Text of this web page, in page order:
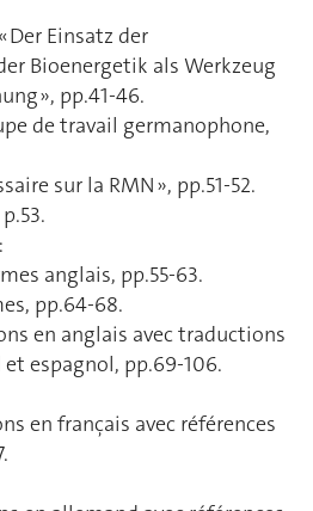
Der Einsatz der
Bioenergetik als Werkzeug
», pp.41-46.
de travail germanophone,
sur la RMN », pp.51-52.
anglais, pp.55-63.
pp.64-68.
en anglais avec traductions
espagnol, pp.69-106.
en français avec références